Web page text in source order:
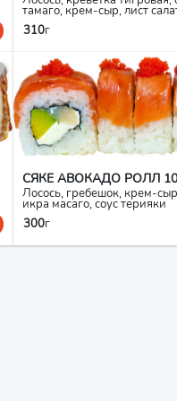
тамаго, крем-сыр, лист
каракатицы
310г
СЯКЕ АВОКАДО РОЛЛ
Лосось, гребешок, крем-
икра масаго, соус терияки
300г